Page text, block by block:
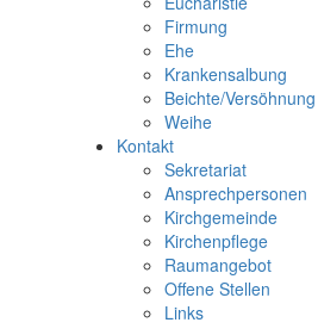
Firmung
Ehe
Krankensalbung
Beichte/Versöhnung
Weihe
Kontakt
Sekretariat
Ansprechpersonen
Kirchgemeinde
Kirchenpflege
Raumangebot
Offene Stellen
Links